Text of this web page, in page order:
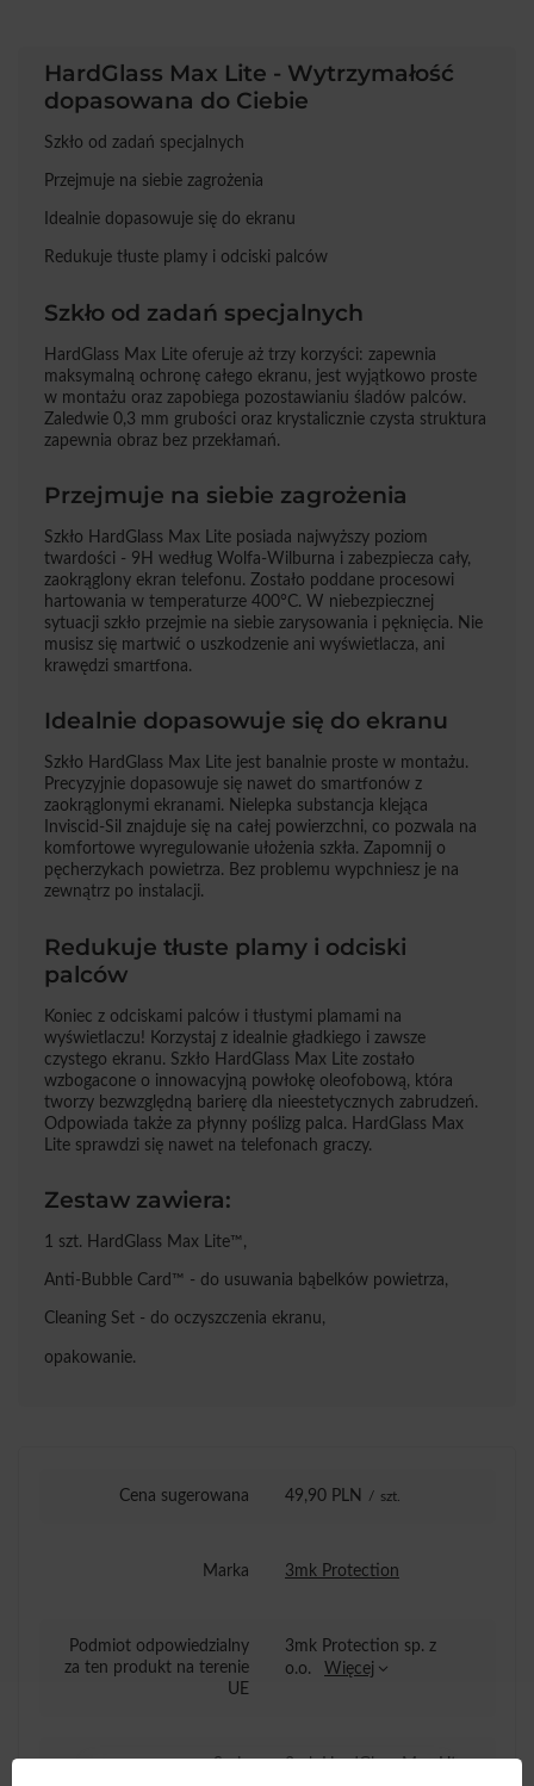
HardGlass Max Lite - Wytrzymałość
dopasowana do Ciebie
Szkło od zadań specjalnych
Przejmuje na siebie zagrożenia
Idealnie dopasowuje się do ekranu
Redukuje tłuste plamy i odciski palców
Szkło od zadań specjalnych
HardGlass Max Lite oferuje aż trzy korzyści: zapewnia
maksymalną ochronę całego ekranu, jest wyjątkowo proste
w montażu oraz zapobiega pozostawianiu śladów palców.
Zaledwie 0,3 mm grubości oraz krystalicznie czysta struktura
zapewnia obraz bez przekłamań.
Przejmuje na siebie zagrożenia
Szkło HardGlass Max Lite posiada najwyższy poziom
twardości - 9H według Wolfa-Wilburna i zabezpiecza cały,
zaokrąglony ekran telefonu. Zostało poddane procesowi
hartowania w temperaturze 400°C. W niebezpiecznej
sytuacji szkło przejmie na siebie zarysowania i pęknięcia. Nie
musisz się martwić o uszkodzenie ani wyświetlacza, ani
krawędzi smartfona.
Idealnie dopasowuje się do ekranu
Szkło HardGlass Max Lite jest banalnie proste w montażu.
Precyzyjnie dopasowuje się nawet do smartfonów z
zaokrąglonymi ekranami. Nielepka substancja klejąca
Inviscid-Sil znajduje się na całej powierzchni, co pozwala na
komfortowe wyregulowanie ułożenia szkła. Zapomnij o
pęcherzykach powietrza. Bez problemu wypchniesz je na
zewnątrz po instalacji.
Redukuje tłuste plamy i odciski
palców
Koniec z odciskami palców i tłustymi plamami na
wyświetlaczu! Korzystaj z idealnie gładkiego i zawsze
czystego ekranu. Szkło HardGlass Max Lite zostało
wzbogacone o innowacyjną powłokę oleofobową, która
tworzy bezwzględną barierę dla nieestetycznych zabrudzeń.
Odpowiada także za płynny poślizg palca. HardGlass Max
Lite sprawdzi się nawet na telefonach graczy.
Zestaw zawiera:
1 szt. HardGlass Max Lite™,
Anti-Bubble Card™ - do usuwania bąbelków powietrza,
Cleaning Set - do oczyszczenia ekranu,
opakowanie.
Cena sugerowana 49,90 PLN / szt.
Marka 3mk Protection
Podmiot odpowiedzialny
za ten produkt na terenie
UE
3mk Protection sp. z
o.o.
Więcej
Seria 3mk HardGlass Max Lite